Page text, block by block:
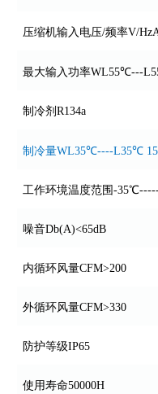
压缩机输入电压/频率V/
最大输入功率WL55℃---
制冷剂R134a
制冷量WL35℃----L35℃
工作环境温度范围-
噪音Db(A)<65dB
内循环风量CFM>200
外循环风量CFM>330
防护等级IP65
使用寿命50000H